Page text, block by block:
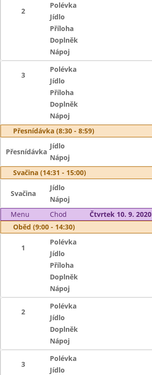
2
Polévka
Jídlo
Příloha
Doplněk
Nápoj
3
Polévka
Jídlo
Příloha
Doplněk
Nápoj
Přesnídávka (8:30 - 8:59)
Přesnídávka
Jídlo
Nápoj
Svačina (14:31 - 15:00)
Svačina
Jídlo
Nápoj
Menu
Chod
Čtvrtek 10. 9. 2020
Oběd (9:00 - 14:30)
1
Polévka
Jídlo
Příloha
Doplněk
Nápoj
2
Polévka
Jídlo
Doplněk
Nápoj
3
Polévka
Jídlo